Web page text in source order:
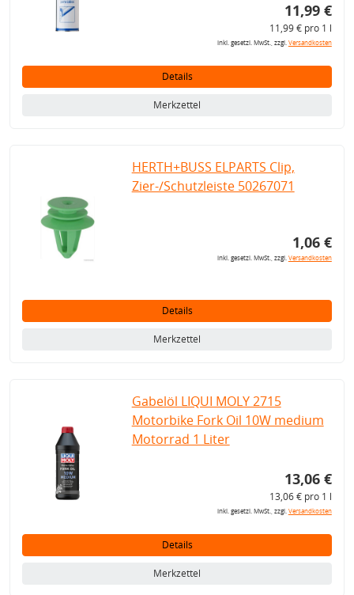
11,99 €
11,99 € pro 1 l
inkl. gesetzl. MwSt., zzgl.Versandkosten
Details
Merkzettel
HERTH+BUSS ELPARTS Clip,
Zier-/Schutzleiste 50267071
1,06 €
inkl. gesetzl. MwSt., zzgl.Versandkosten
Details
Merkzettel
Gabelöl LIQUI MOLY 2715
Motorbike Fork Oil 10W medium
Motorrad 1 Liter
13,06 €
13,06 € pro 1 l
inkl. gesetzl. MwSt., zzgl.Versandkosten
Details
Merkzettel